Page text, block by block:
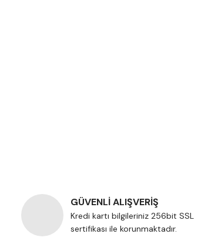
GÜVENLİ ALIŞVERİŞ
Kredi kartı bilgileriniz 256bit SSL
sertifikası ile korunmaktadır.